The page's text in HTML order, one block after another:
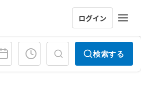
ログイン
イプ 検索する